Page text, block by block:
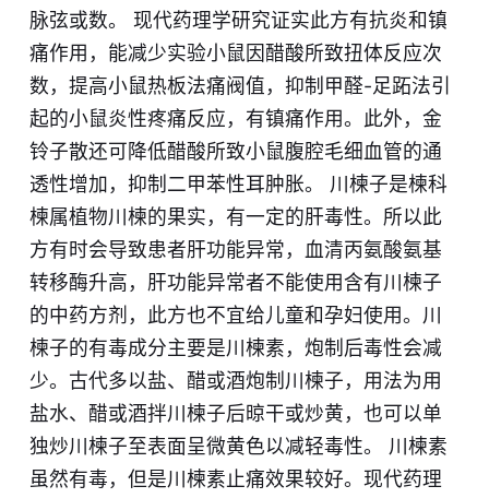
脉弦或数。 现代药理学研究证实此方有抗炎和镇
痛作用，能减少实验小鼠因醋酸所致扭体反应次
数，提高小鼠热板法痛阀值，抑制甲醛-足跖法引
起的小鼠炎性疼痛反应，有镇痛作用。此外，金
铃子散还可降低醋酸所致小鼠腹腔毛细血管的通
透性增加，抑制二甲苯性耳肿胀。 川楝子是楝科
楝属植物川楝的果实，有一定的肝毒性。所以此
方有时会导致患者肝功能异常，血清丙氨酸氨基
转移酶升高，肝功能异常者不能使用含有川楝子
的中药方剂，此方也不宜给儿童和孕妇使用。川
楝子的有毒成分主要是川楝素，炮制后毒性会减
少。古代多以盐、醋或酒炮制川楝子，用法为用
盐水、醋或酒拌川楝子后晾干或炒黄，也可以单
独炒川楝子至表面呈微黄色以减轻毒性。 川楝素
虽然有毒，但是川楝素止痛效果较好。现代药理